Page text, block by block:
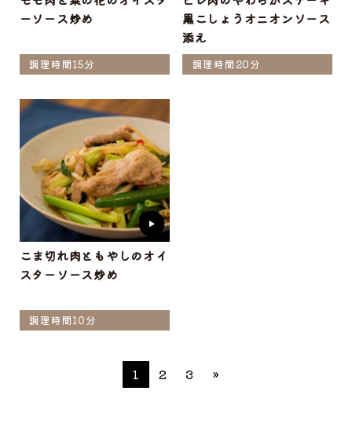
ーソース炒め
調理時間15分
黒こしょうオニオンソース
添え
調理時間20分
こま切れ肉ともやしのオイ
スターソース炒め
調理時間10分
1 2 3 »